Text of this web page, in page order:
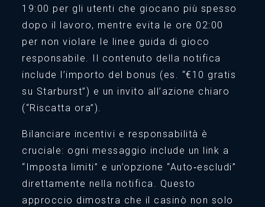
19:00 per gli utenti che giocano più spesso
dopo il lavoro, mentre evita le ore 02:00
per non violare le linee guida di gioco
responsabile. Il contenuto della notifica
include l’importo del bonus (es. “€10 gratis
su Starburst”) e un invito all’azione chiaro
(“Riscatta ora”).
Bilanciare incentivi e responsabilità è
cruciale: ogni messaggio include un link a
“Imposta limiti” e un’opzione “Auto‑escludi”
direttamente nella notifica. Questo
approccio dimostra che il casinò non solo